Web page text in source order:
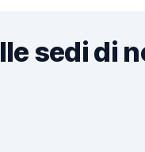
sedi di